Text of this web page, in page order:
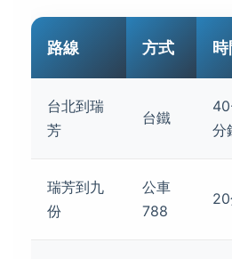
路線 方式
台北到瑞
芳
台鐵
分
瑞芳到九
份
公車
788